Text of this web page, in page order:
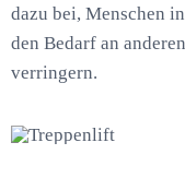
dazu bei, Menschen
den Bedarf an
verringern.